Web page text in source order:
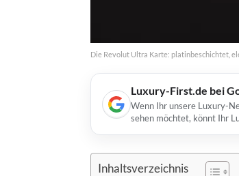
Die Revolut Ultra Karte: platinbeschichtet,
Luxury-First.de bei
Wenn Ihr unsere Luxury-
sehen möchtet, könnt Ihr
Inhaltsverzeichnis